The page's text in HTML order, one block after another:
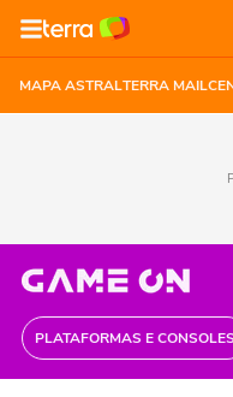
MAPA ASTRALTERRA MAIL
PLATAFORMAS E CONSOLES